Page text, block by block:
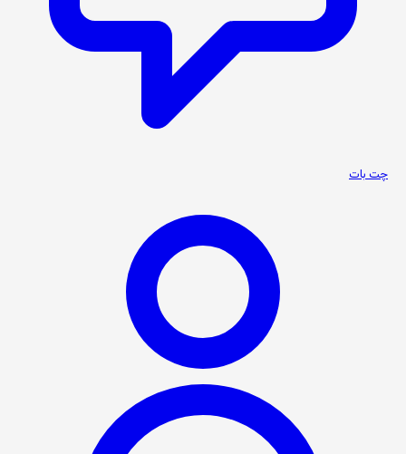
چت بات